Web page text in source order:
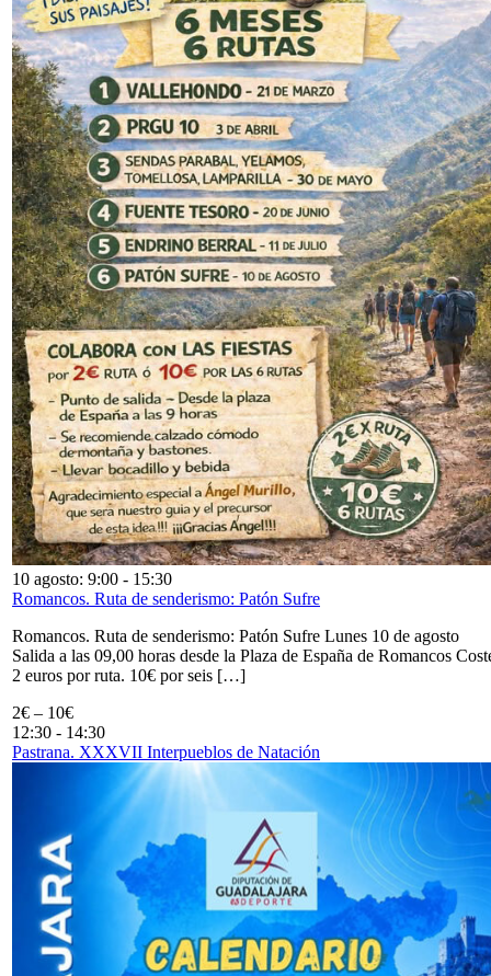
10 agosto: 9:00 - 15:30
Romancos. Ruta de senderismo: Patón Sufre
Romancos. Ruta de senderismo: Patón Sufre Lunes 10 de agosto
Salida a las 09,00 horas desde la Plaza de España de Romancos
2 euros por ruta. 10€ por seis […]
2€ – 10€
12:30 - 14:30
Pastrana. XXXVII Interpueblos de Natación